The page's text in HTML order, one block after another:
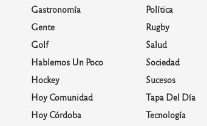
Gastronomía
Gente
Golf
Hablemos Un Poco
Hockey
Hoy Comunidad
Hoy Córdoba
Política
Rugby
Salud
Sociedad
Sucesos
Tapa Del Día
Tecnología